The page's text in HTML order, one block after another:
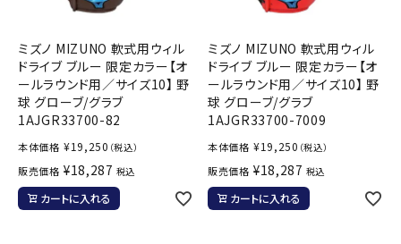
ミズノ MIZUNO 軟式用ウィル
ドライブ ブルー 限定カラー【オ
ールラウンド用／サイズ10】 野
球 グローブ/グラブ
1AJGR33700-82
本体価格 ¥19,250 （税込）
販売価格 ¥18,287 税込
カートに入れる
ミズノ MIZUNO 軟式用ウィル
ドライブ ブルー 限定カラー【オ
ールラウンド用／サイズ10】 野
球 グローブ/グラブ
1AJGR33700-7009
本体価格 ¥19,250 （税込）
販売価格 ¥18,287 税込
カートに入れる